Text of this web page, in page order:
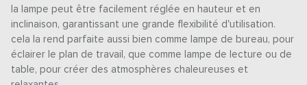
la lampe peut être facilement réglée en hauteur et en
inclinaison, garantissant une grande flexibilité d'utilisation.
cela la rend parfaite aussi bien comme lampe de bureau, pour
éclairer le plan de travail, que comme lampe de lecture ou de
table, pour créer des atmosphères chaleureuses et